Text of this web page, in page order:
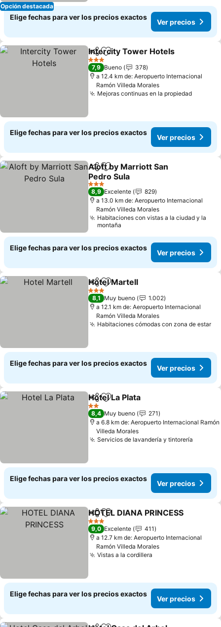
Opción destacada
Elige fechas para ver los precios exactos
Ver precios
CompartirAgregar a favoritos
Intercity Tower Hotels
3 Estrellas
7,9 Bueno
378
a 12.4 km de: Aeropuerto Internacional
Ramón Villeda Morales
Mejoras continuas en la propiedad
Elige fechas para ver los precios exactos
Ver precios
CompartirAgregar a favoritos
Aloft by Marriott San
Pedro Sula
3 Estrellas
8,9 Excelente
829
a 13.0 km de: Aeropuerto Internacional
Ramón Villeda Morales
Habitaciones con vistas a la ciudad y la
montaña
Elige fechas para ver los precios exactos
Ver precios
CompartirAgregar a favoritos
Hotel Martell
3 Estrellas
8,1 Muy bueno
1.002
a 12.1 km de: Aeropuerto Internacional
Ramón Villeda Morales
Habitaciones cómodas con zona de estar
Elige fechas para ver los precios exactos
Ver precios
CompartirAgregar a favoritos
Hotel La Plata
2 Estrellas
8,4 Muy bueno
271
a 6.8 km de: Aeropuerto Internacional Ramón
Villeda Morales
Servicios de lavandería y tintorería
Elige fechas para ver los precios exactos
Ver precios
CompartirAgregar a favoritos
HOTEL DIANA PRINCESS
3 Estrellas
9,0 Excelente
411
a 12.7 km de: Aeropuerto Internacional
Ramón Villeda Morales
Vistas a la cordillera
Elige fechas para ver los precios exactos
Ver precios